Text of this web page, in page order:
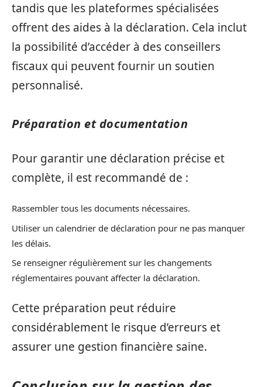
tandis que les plateformes spécialisées
offrent des aides à la déclaration. Cela inclut
la possibilité d’accéder à des conseillers
fiscaux qui peuvent fournir un soutien
personnalisé.
Préparation et documentation
Pour garantir une déclaration précise et
complète, il est recommandé de :
Rassembler tous les documents nécessaires.
Utiliser un calendrier de déclaration pour ne pas manquer
les délais.
Se renseigner régulièrement sur les changements
réglementaires pouvant affecter la déclaration.
Cette préparation peut réduire
considérablement le risque d’erreurs et
assurer une gestion financière saine.